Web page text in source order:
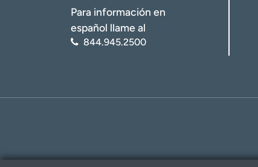
Para información en
español llame al
844.945.2500